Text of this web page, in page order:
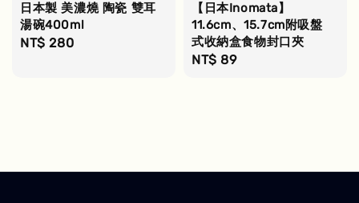
日本製 美濃燒 陶瓷 雙耳
湯碗400ml
Regular
NT$ 280
【日本Inomata】
11.6cm、15.7cm附吸盤
式收納盒食物封口夾
Regular
NT$ 89